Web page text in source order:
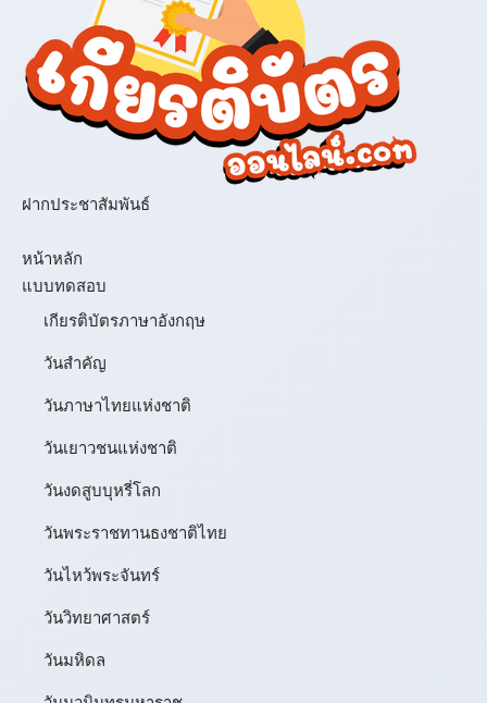
ฝากประชาสัมพันธ์
หน้าหลัก
แบบทดสอบ
เกียรติบัตรภาษาอังกฤษ
วันสำคัญ
วันภาษาไทยแห่งชาติ
วันเยาวชนแห่งชาติ
วันงดสูบบุหรี่โลก
วันพระราชทานธงชาติไทย
วันไหว้พระจันทร์​
วันวิทยาศาสตร์
วันมหิดล